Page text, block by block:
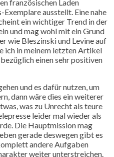
französischen Laden
ausstellt. Eine nahe
ein wichtiger Trend in der
und mag wohl mit ein Grund
wie Bleszinski und Levine auf
ich in meinem letzten Artikel
einen sehr positiven
und es dafür nutzen, um
dann wäre dies ein weiterer
was zu Unrecht als teure
leider mal wieder als
Die Hauptmission mag
gerade deswegen gibt es
andere Aufgaben
weiter unterstreichen.